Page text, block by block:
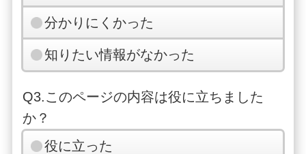
分かりにくかった
知りたい情報がなかった
Q3.このページの内容は役に立ちました
か？
役に立った